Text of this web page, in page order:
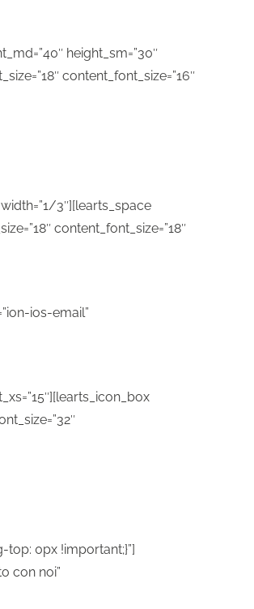
height_sm=”30″
content_font_size=”16″
3″][learts_space
content_font_size=”18″
ios-email”
0px !important;}”]
con noi”